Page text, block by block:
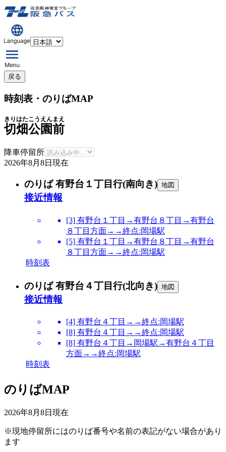
戻る
時刻表・のりばMAP
切畑公園前
きりはたこうえんまえ
降車停留所
2026年8月8日 現在
のりば 有野台１丁目行(南向き) 地図
接近情報
[3] 有野台１丁目→有野台８丁目→有野台
８丁目方面→→終点:岡場駅
[5] 有野台１丁目→有野台８丁目→有野台
８丁目方面→→終点:岡場駅
時刻表
のりば 有野台４丁目行(北向き) 地図
接近情報
[4] 有野台４丁目→→終点:岡場駅
[8] 有野台４丁目→→終点:岡場駅
[8] 有野台４丁目→岡場駅→有野台４丁目
方面→→終点:岡場駅
時刻表
のりばMAP
2026年8月8日 現在
※現地停留所にはのりば番号や名前の表記がない場合があり
ます